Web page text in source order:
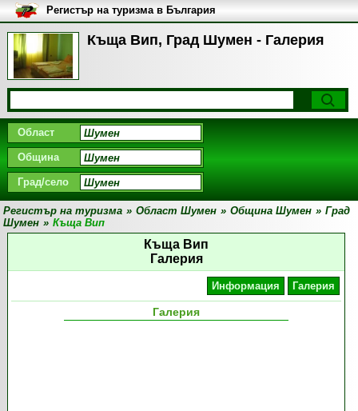
Къща Вип, Град Шумен - Галерия
Регистър на туризма в България
Област
Община
Град/село
Регистър на туризма » Област Шумен » Община Шумен » Град
Шумен » Къща Вип
Къща Вип
Галерия
Информация Галерия
Галерия